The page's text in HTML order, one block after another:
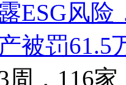
周，116